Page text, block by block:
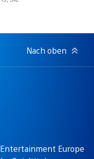
Nach oben
Europe